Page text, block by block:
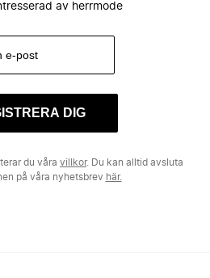
av herrmode
DIG
du våra villkor. Du kan alltid avsluta
på våra nyhetsbrev här.